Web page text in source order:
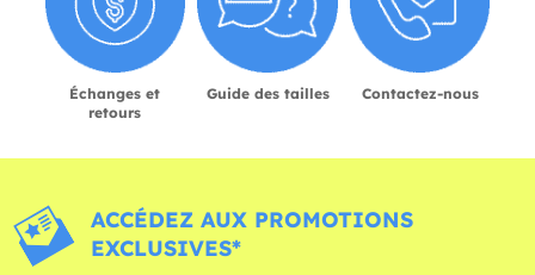
Échanges et
retours
Guide des tailles Contactez-nous
ACCÉDEZ AUX PROMOTIONS
EXCLUSIVES*